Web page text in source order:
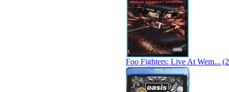
Foo Fighters: Live At Wem...